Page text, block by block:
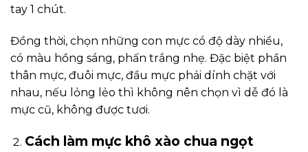
tay 1 chút.
Đồng thời, chọn những con mực có độ dày nhiều,
có màu hồng sáng, phấn trắng nhẹ. Đặc biệt phần
thân mực, đuôi mực, đầu mực phải dính chặt với
nhau, nếu lỏng lẻo thì không nên chọn vì dễ đó là
mực cũ, không được tươi.
Cách làm mực khô xào chua ngọt